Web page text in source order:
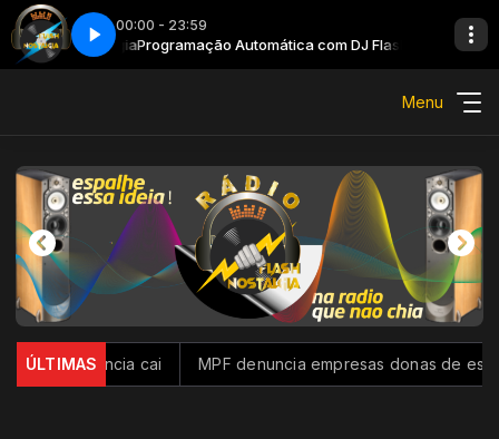
00:00 - 23:59
FlashNostalgia Programação Automática com DJ FlashNostalgia
Menu
ÚLTIMAS cai MPF denuncia empresas donas de